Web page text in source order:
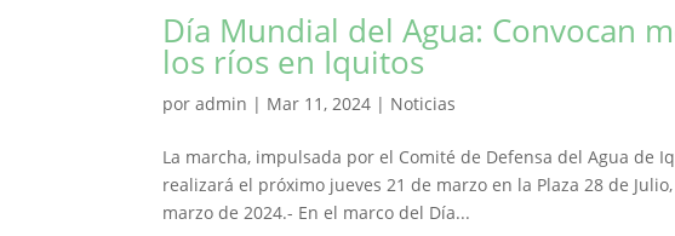
Día Mundial del Agua: Convocan
los ríos en Iquitos
poradmin | Mar 11, 2024 | Noticias
La marcha, impulsada por el Comité de Defensa del Agua de
realizará el próximo jueves 21 de marzo en la Plaza 28 de
marzo de 2024.- En el marco del Día...